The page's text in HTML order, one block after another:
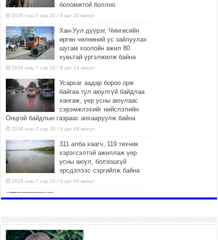
боломжтой боллоо
2026 оны 7 сар 20 / 9 цаг 20 минут
Хан-Уул дүүрэг, Чингисийн
өргөн чөлөөний ус зайлуулах
шугам хоолойн ажил 80
хувьтай үргэлжилж байна
2026 оны 7 сар 20 / 9 цаг 14 минут
Усархаг аадар бороо орж
байгаа тул аюулгүй байдлаа
хангаж, үер усны аюулаас
сэрэмжлэхийг нийслэлийн
Онцгой байдлын газраас анхааруулж байна
2026 оны 7 сар 20 / 9 цаг 09 минут
311 алба хаагч, 119 техник
хэрэгсэлтэй ажиллаж үер
усны аюул, болзошгүй
эрсдэлээс сэргийлж байна
2026 оны 7 сар 20 / 9 цаг 05 минут
Аяллаа зөв төлөвлөхийг
2026 оны 7 сар 16 / 11 цаг 50 минут
Үер усны болзошгүй аюулаас